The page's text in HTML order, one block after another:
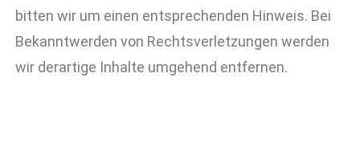
bitten wir um einen entsprechenden Hinweis. Bei
Bekanntwerden von Rechtsverletzungen werden
wir derartige Inhalte umgehend entfernen.